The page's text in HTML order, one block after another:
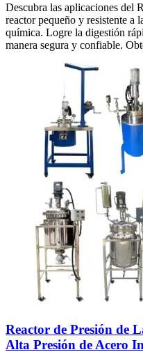
Descubra las aplicaciones del
reactor pequeño y resistente a
química. Logre la digestión
manera segura y confiable.
Reactor de Presión de
Alta Presión de Acero